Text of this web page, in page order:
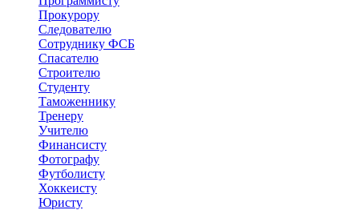
Прокурору
Следователю
Сотруднику ФСБ
Спасателю
Строителю
Студенту
Таможеннику
Тренеру
Учителю
Финансисту
Фотографу
Футболисту
Хоккеисту
Юристу